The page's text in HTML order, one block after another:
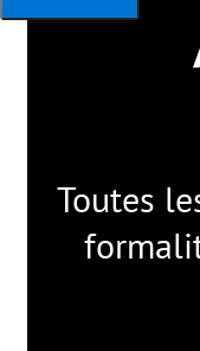
Toutes